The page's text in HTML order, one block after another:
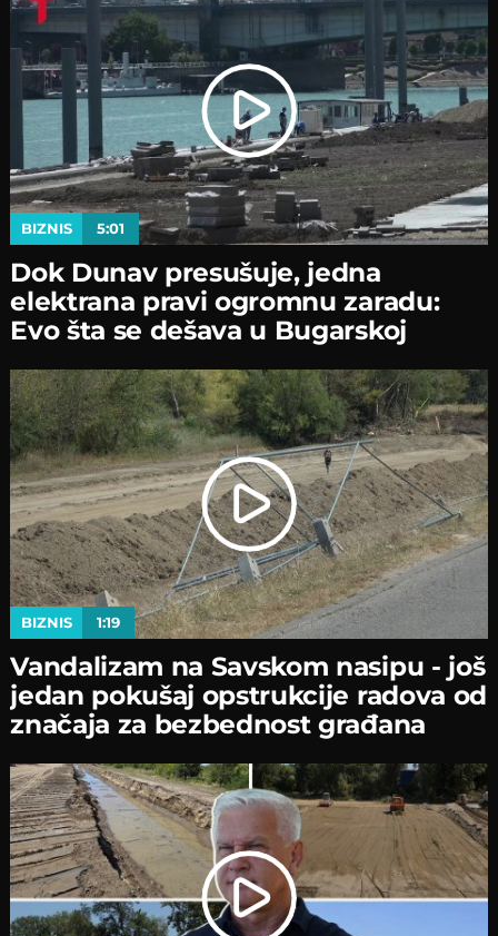
BIZNIS 5:01
Dok Dunav presušuje, jedna
elektrana pravi ogromnu zaradu:
Evo šta se dešava u Bugarskoj
BIZNIS 1:19
Vandalizam na Savskom nasipu - јoš
јedan pokušaј opstrukciјe radova od
značaјa za bezbednost građana